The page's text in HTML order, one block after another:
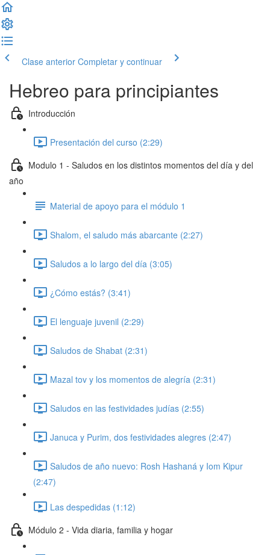
Clase anterior Completar y continuar
Hebreo para principiantes
Introducción
Presentación del curso (2:29)
Modulo 1 - Saludos en los distintos momentos del día y del
año
Material de apoyo para el módulo 1
Shalom, el saludo más abarcante (2:27)
Saludos a lo largo del día (3:05)
¿Cómo estás? (3:41)
El lenguaje juvenil (2:29)
Saludos de Shabat (2:31)
Mazal tov y los momentos de alegría (2:31)
Saludos en las festividades judías (2:55)
Januca y Purim, dos festividades alegres (2:47)
Saludos de año nuevo: Rosh Hashaná y Iom Kipur
(2:47)
Las despedidas (1:12)
Módulo 2 - Vida diaria, familia y hogar